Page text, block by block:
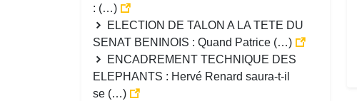
: (…)
ELECTION DE TALON A LA TETE DU
SENAT BENINOIS : Quand Patrice (…)
ENCADREMENT TECHNIQUE DES
ELEPHANTS : Hervé Renard saura-t-il
se (…)